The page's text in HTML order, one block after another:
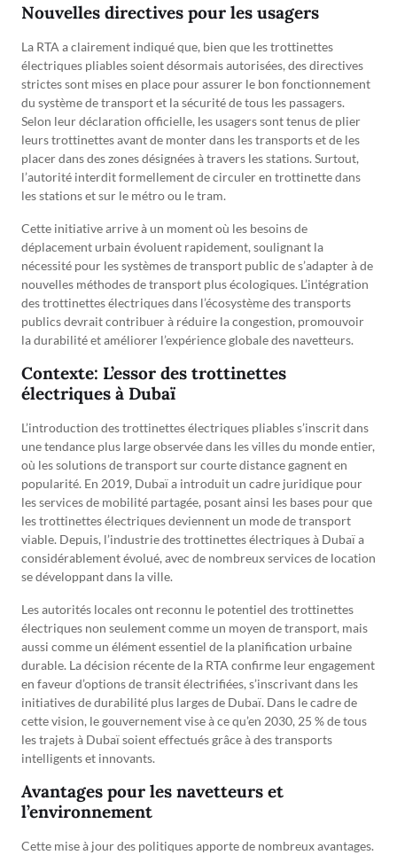
Nouvelles directives pour les usagers
La RTA a clairement indiqué que, bien que les trottinettes
électriques pliables soient désormais autorisées, des directives
strictes sont mises en place pour assurer le bon fonctionnement
du système de transport et la sécurité de tous les passagers.
Selon leur déclaration officielle, les usagers sont tenus de plier
leurs trottinettes avant de monter dans les transports et de les
placer dans des zones désignées à travers les stations. Surtout,
l’autorité interdit formellement de circuler en trottinette dans
les stations et sur le métro ou le tram.
Cette initiative arrive à un moment où les besoins de
déplacement urbain évoluent rapidement, soulignant la
nécessité pour les systèmes de transport public de s’adapter à de
nouvelles méthodes de transport plus écologiques. L’intégration
des trottinettes électriques dans l’écosystème des transports
publics devrait contribuer à réduire la congestion, promouvoir
la durabilité et améliorer l’expérience globale des navetteurs.
Contexte: L’essor des trottinettes
électriques à Dubaï
L’introduction des trottinettes électriques pliables s’inscrit dans
une tendance plus large observée dans les villes du monde entier,
où les solutions de transport sur courte distance gagnent en
popularité. En 2019, Dubaï a introduit un cadre juridique pour
les services de mobilité partagée, posant ainsi les bases pour que
les trottinettes électriques deviennent un mode de transport
viable. Depuis, l’industrie des trottinettes électriques à Dubaï a
considérablement évolué, avec de nombreux services de location
se développant dans la ville.
Les autorités locales ont reconnu le potentiel des trottinettes
électriques non seulement comme un moyen de transport, mais
aussi comme un élément essentiel de la planification urbaine
durable. La décision récente de la RTA confirme leur engagement
en faveur d’options de transit électrifiées, s’inscrivant dans les
initiatives de durabilité plus larges de Dubaï. Dans le cadre de
cette vision, le gouvernement vise à ce qu’en 2030, 25 % de tous
les trajets à Dubaï soient effectués grâce à des transports
intelligents et innovants.
Avantages pour les navetteurs et
l’environnement
Cette mise à jour des politiques apporte de nombreux avantages.